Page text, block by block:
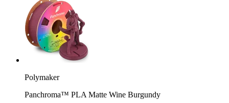
Polymaker
Panchroma™ PLA Matte Wine Burgundy